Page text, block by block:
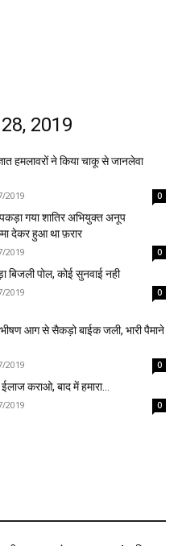
2019
हमलावरों ने किया चाकू से जानलेवा
2019 0
गया शातिर अभियुक्त अनूप
देकर हुआ था फ़रार
2019 0
बिजली पोल, कोई सुनवाई नही
2019 0
भीषण आग से सैकड़ो बाईक जली, भारी पैमाने
2019 0
कराओ, बाद में हमारा…
2019 0